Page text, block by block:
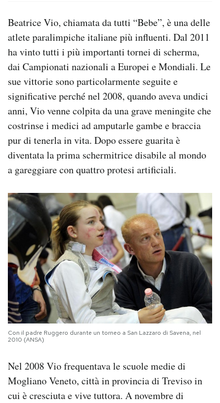
Beatrice Vio, chiamata da tutti “Bebe”, è una delle
atlete paralimpiche italiane più influenti. Dal 2011
ha vinto tutti i più importanti tornei di scherma,
dai Campionati nazionali a Europei e Mondiali. Le
sue vittorie sono particolarmente seguite e
significative perché nel 2008, quando aveva undici
anni, Vio venne colpita da una grave meningite che
costrinse i medici ad amputarle gambe e braccia
pur di tenerla in vita. Dopo essere guarita è
diventata la prima schermitrice disabile al mondo
a gareggiare con quattro protesi artificiali.
Con il padre Ruggero durante un torneo a San Lazzaro di Savena, nel
2010 (ANSA)
Nel 2008 Vio frequentava le scuole medie di
Mogliano Veneto, città in provincia di Treviso in
cui è cresciuta e vive tuttora. A novembre di